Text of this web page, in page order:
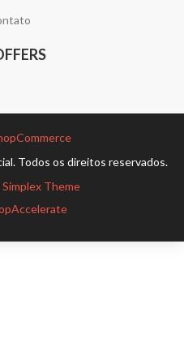
Todos os direitos reservados.
Theme